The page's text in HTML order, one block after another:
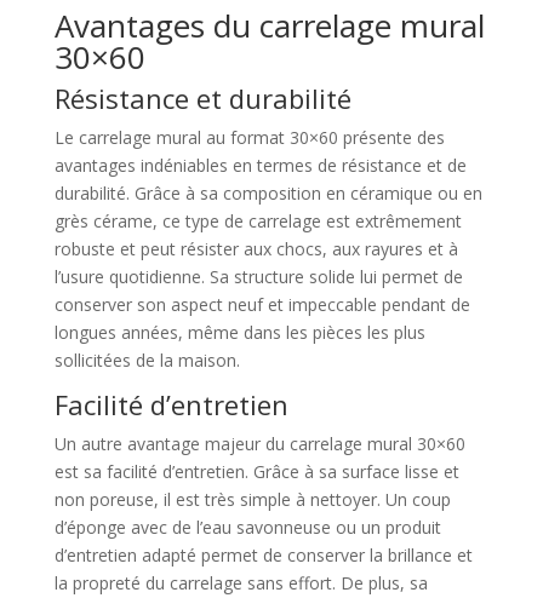
Avantages du carrelage mural
30×60
Résistance et durabilité
Le carrelage mural au format 30×60 présente des
avantages indéniables en termes de résistance et de
durabilité. Grâce à sa composition en céramique ou en
grès cérame, ce type de carrelage est extrêmement
robuste et peut résister aux chocs, aux rayures et à
l’usure quotidienne. Sa structure solide lui permet de
conserver son aspect neuf et impeccable pendant de
longues années, même dans les pièces les plus
sollicitées de la maison.
Facilité d’entretien
Un autre avantage majeur du carrelage mural 30×60
est sa facilité d’entretien. Grâce à sa surface lisse et
non poreuse, il est très simple à nettoyer. Un coup
d’éponge avec de l’eau savonneuse ou un produit
d’entretien adapté permet de conserver la brillance et
la propreté du carrelage sans effort. De plus, sa